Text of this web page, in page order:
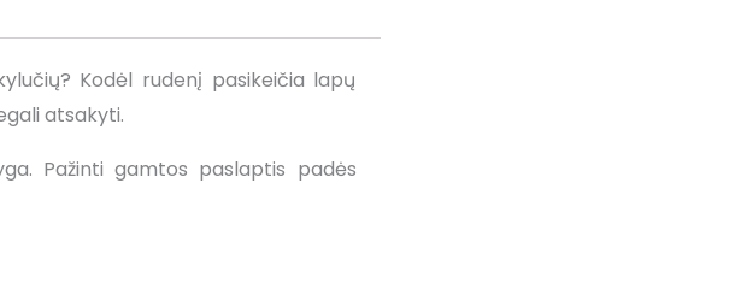
Kodėl rudenį pasikeičia lapų
atsakyti.
Pažinti gamtos paslaptis padės